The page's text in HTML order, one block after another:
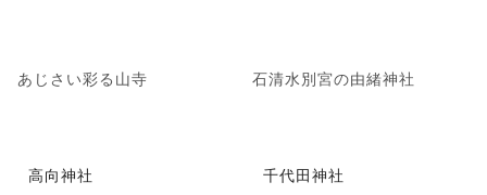
あじさい彩る山寺 石清水別宮の由緒神社
高向神社 千代田神社